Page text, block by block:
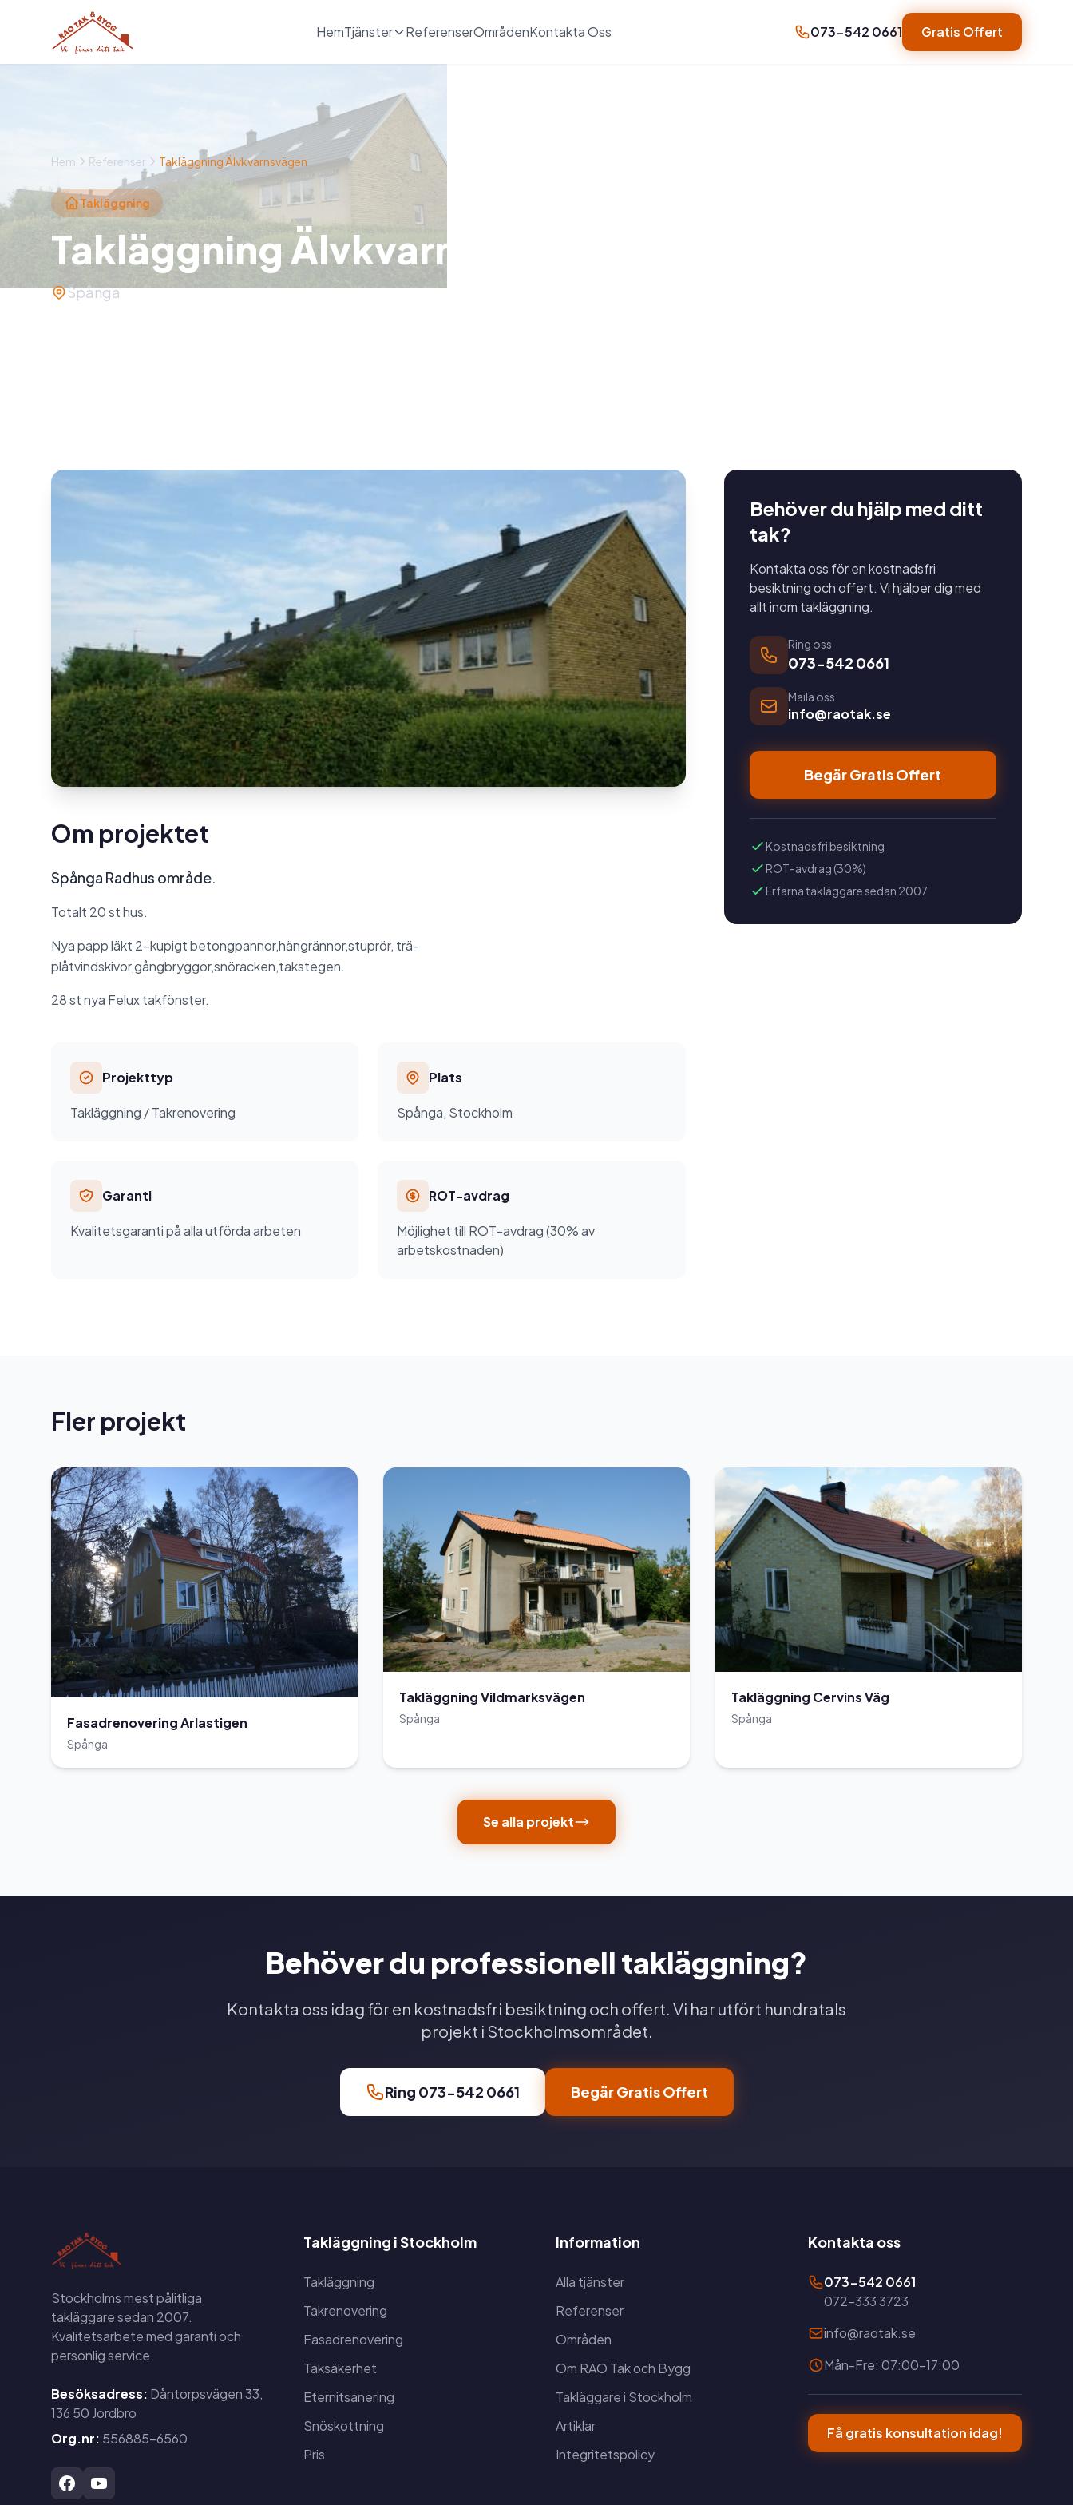
HemTjänster ReferenserOmrådenKontakta Oss 073-542 0661 Gratis Offert
Hem Referenser Takläggning Älvkvarnsvägen
Takläggning
Takläggning Älvkvarnsvägen
Spånga
Om projektet
Spånga Radhus område.
Totalt 20 st hus.
Nya papp läkt 2-kupigt betongpannor,hängrännor,stuprör, trä-
plåtvindskivor,gångbryggor,snöracken,takstegen.
28 st nya Felux takfönster.
Projekttyp
Takläggning / Takrenovering
Plats
Spånga, Stockholm
Garanti
Kvalitetsgaranti på alla utförda arbeten
ROT-avdrag
Möjlighet till ROT-avdrag (30% av
arbetskostnaden)
Behöver du hjälp med ditt
tak?
Kontakta oss för en kostnadsfri
besiktning och offert. Vi hjälper dig med
allt inom takläggning.
Ring oss
073-542 0661
Maila oss
info@raotak.se
Begär Gratis Offert
Kostnadsfri besiktning
ROT-avdrag (30%)
Erfarna takläggare sedan 2007
Fler projekt
Fasadrenovering Arlastigen
Spånga
Takläggning Vildmarksvägen
Spånga
Takläggning Cervins Väg
Spånga
Se alla projekt
Behöver du professionell takläggning?
Kontakta oss idag för en kostnadsfri besiktning och offert. Vi har utfört hundratals
projekt i Stockholmsområdet.
Ring 073-542 0661 Begär Gratis Offert
Stockholms mest pålitliga
takläggare sedan 2007.
Kvalitetsarbete med garanti och
personlig service.
Besöksadress: Dåntorpsvägen 33,
136 50 Jordbro
Org.nr: 556885-6560
Takläggning i Stockholm
Takläggning
Takrenovering
Fasadrenovering
Taksäkerhet
Eternitsanering
Snöskottning
Pris
Information
Alla tjänster
Referenser
Områden
Om RAO Tak och Bygg
Takläggare i Stockholm
Artiklar
Integritetspolicy
Kontakta oss
073-542 0661
072-333 3723
info@raotak.se
Mån-Fre: 07:00-17:00
Få gratis konsultation idag!